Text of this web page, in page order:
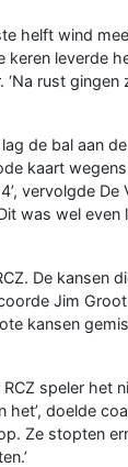
helft wind
keren leverde
rust gingen
de bal aan
kaart
vervolgde De
was wel even
De kansen
Jim
kansen
speler het
doelde
Ze stopten